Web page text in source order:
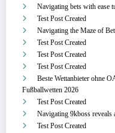
Navigating bets with ease
Test Post Created
Navigating the Maze of
Test Post Created
Test Post Created
Test Post Created
Beste Wettanbieter ohne
Fußballwetten 2026
Test Post Created
Navigating 9kboss reveals
Test Post Created